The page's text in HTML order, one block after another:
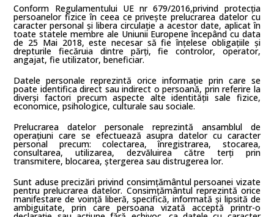
Conform Regulamentului UE nr 679/2016,privind protecția
persoanelor fizice în ceea ce privește prelucrarea datelor cu
caracter personal și libera circulație a acestor date, aplicat în
toate statele membre ale Uniunii Europene începând cu data
de 25 Mai 2018, este necesar să fie înțelese obligațiile și
drepturile fiecăruia dintre părți, fie controlor, operator,
angajat, fie utilizator, beneficiar.
Datele personale reprezintă orice informație prin care se
poate identifica direct sau indirect o persoană, prin referire la
diverși factori precum aspecte alte identității sale fizice,
economice, psihologice, culturale sau sociale.
Prelucrarea datelor personale reprezintă ansamblul de
operațiuni care se efectuează asupra datelor cu caracter
personal precum: colectarea, înregistrarea, stocarea,
consultarea, utilizarea, dezvăluirea către terți prin
transmitere, blocarea, ștergerea sau distrugerea lor.
Sunt aduse precizări privind consimțământul persoanei vizate
pentru prelucrarea datelor. Consimțământul reprezintă orice
manifestare de voință liberă, specifică, informată și lipsită de
ambiguitate, prin care persoana vizată acceptă printr-o